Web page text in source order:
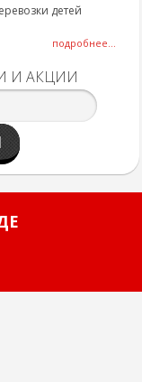
детей
подробнее...
И АКЦИИ